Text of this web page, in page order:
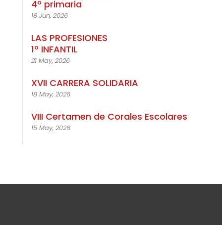
4º primaria
18 Jun, 2026
LAS PROFESIONES
1º INFANTIL
21 May, 2026
XVII CARRERA SOLIDARIA
18 May, 2026
VIII Certamen de Corales Escolares
15 May, 2026